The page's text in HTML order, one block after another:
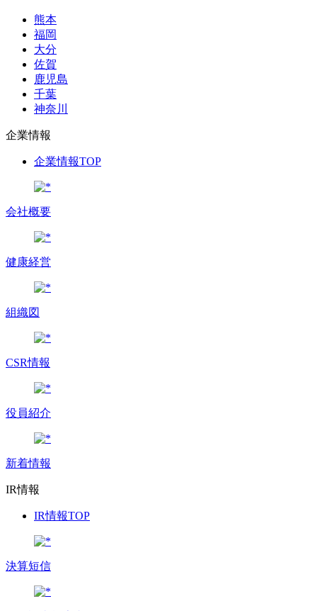
熊本
福岡
大分
佐賀
鹿児島
千葉
神奈川
企業情報
企業情報TOP
会社概要
健康経営
組織図
CSR情報
役員紹介
新着情報
IR情報
IR情報TOP
決算短信